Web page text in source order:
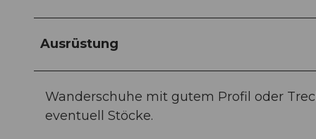
Ausrüstung
Wanderschuhe mit gutem Profil oder
eventuell Stöcke.